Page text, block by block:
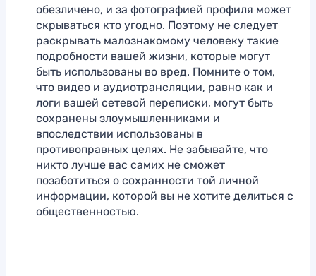
обезличено, и за фотографией профиля может
скрываться кто угодно. Поэтому не следует
раскрывать малознакомому человеку такие
подробности вашей жизни, которые могут
быть использованы во вред. Помните о том,
что видео и аудиотрансляции, равно как и
логи вашей сетевой переписки, могут быть
сохранены злоумышленниками и
впоследствии использованы в
противоправных целях. Не забывайте, что
никто лучше вас самих не сможет
позаботиться о сохранности той личной
информации, которой вы не хотите делиться с
общественностью.